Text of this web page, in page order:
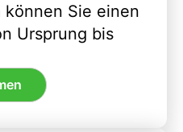
können Sie einen
Ursprung bis